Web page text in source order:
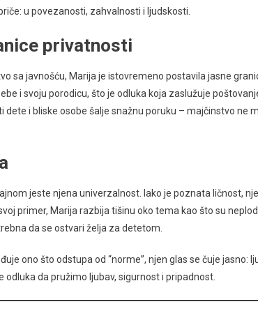
u povezanosti, zahvalnosti i ljudskosti.
privatnosti
sa javnošću, Marija je istovremeno postavila jasne
i svoju porodicu, što je odluka koja zaslužuje
dete i bliske osobe šalje snažnu poruku – majčinstvo ne
jeste njena univerzalnost. Iako je poznata ličnost,
primer, Marija razbija tišinu oko tema kao što su
da se ostvari želja za detetom.
ono što odstupa od “norme”, njen glas se čuje jasno:
odluka da pružimo ljubav, sigurnost i pripadnost.